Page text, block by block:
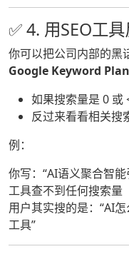
✅ 4. 用SEO工
你可以把公司内部的黑
Google Keyword
如果搜索量是 0 或
反过来看看相关搜
例：
你写：“AI语义聚合智能
工具查不到任何搜索量
用户其实搜的是：“AI
工具”